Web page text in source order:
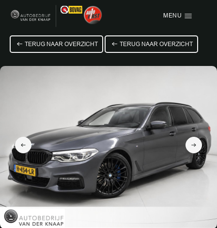
MENU
Menu items
HOME
VACATURE
VERKOCHT
CONTACT
TERUG NAAR OVERZICHT TERUG NAAR OVERZICHT